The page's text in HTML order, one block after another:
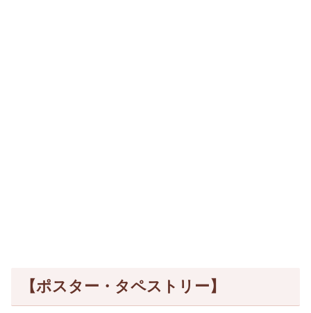
【ポスター・タペストリー】